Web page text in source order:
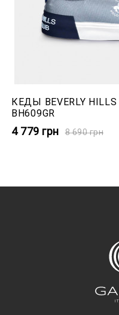
КЕДЫ BEVERLY
BH609GR
4 779 грн 8 690грн